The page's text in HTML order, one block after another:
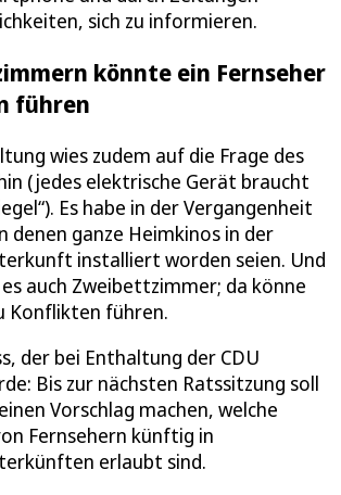
sich zu informieren.
könnte ein Fernseher
führen
wies zudem auf die Frage des
(jedes elektrische Gerät braucht
Es habe in der Vergangenheit
denen ganze Heimkinos in der
installiert worden seien. Und
auch Zweibettzimmer; da könne
Konflikten führen.
der bei Enthaltung der CDU
Bis zur nächsten Ratssitzung soll
Vorschlag machen, welche
Fernsehern künftig in
erlaubt sind.